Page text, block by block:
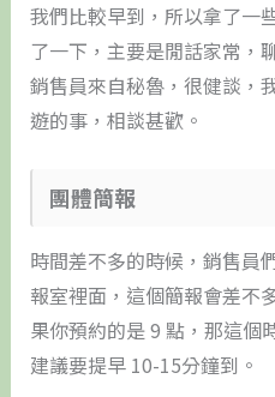
我們比較早到，所以拿了一
了一下，主要是閒話家常，
銷售員來自秘魯，很健談，
遊的事，相談甚歡。
團體簡報
時間差不多的時候，銷售員
報室裡面，這個簡報會差不
果你預約的是 9 點，那這個
建議要提早 10-15分鐘到。